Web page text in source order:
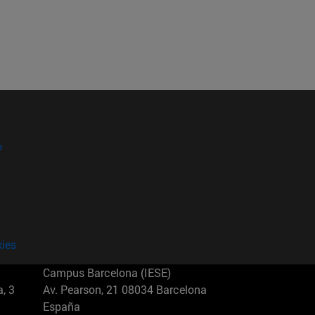
3
Campus Barcelona (IESE)
Av. Pearson, 21 08034 Barcelona
España